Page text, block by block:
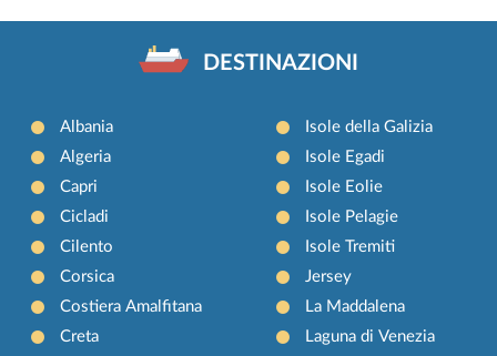
DESTINAZIONI
Albania
Algeria
Capri
Cicladi
Cilento
Corsica
Costiera Amalfitana
Creta
Isole della Galizia
Isole Egadi
Isole Eolie
Isole Pelagie
Isole Tremiti
Jersey
La Maddalena
Laguna di Venezia